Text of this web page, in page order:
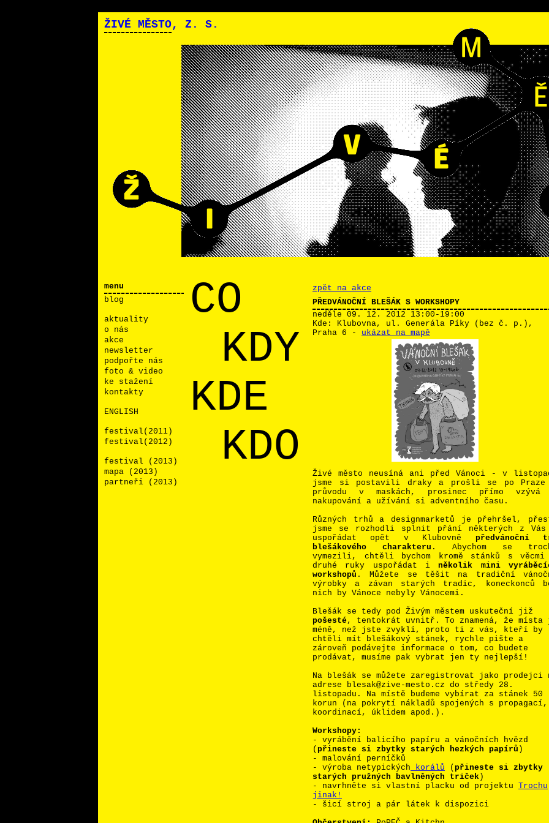
ŽIVÉ MĚSTO, Z. S.
menu
blog
aktuality
o nás
akce
newsletter
podpořte nás
foto & video
ke stažení
kontakty
ENGLISH
festival(2011)
festival(2012)
festival (2013)
mapa (2013)
partneři (2013)
CO
KDY
KDE
KDO
zpět na akce
PŘEDVÁNOČNÍ BLEŠÁK S WORKSHOPY
neděle 09. 12. 2012 13:00-19:00
Kde: Klubovna, ul. Generála Píky (bez č. p.),
Praha 6 - ukázat na mapě
Živé město neusíná ani před Vánoci - v
jsme si postavili draky a prošli se po
průvodu v maskách, prosinec přímo vzývá
nakupování a užívání si adventního času.
Různých trhů a designmarketů je přehršel,
jsme se rozhodli splnit přání některých z
uspořádat opět v Klubovně předvánoční
blešákového charakteru . Abychom se
vymezili, chtěli bychom kromě stánků s
druhé ruky uspořádat iněkolik mini
workshopů . Můžete se těšit na tradiční
výrobky a závan starých tradic, koneckonců
nich by Vánoce nebyly Vánocemi.
Blešák se tedy pod Živým městem uskuteční již
pošesté, tentokrát uvnitř. To znamená, že místa
méně, než jste zvyklí, proto ti z vás, kteří by
chtěli mít blešákový stánek, rychle pište a
zároveň podávejte informace o tom, co budete
prodávat, musíme pak vybrat jen ty nejlepší!
Na blešák se můžete zaregistrovat jako prodejci
adrese blesak@zive-mesto.cz do středy 28.
listopadu. Na místě budeme vybírat za stánek 50
korun (na pokrytí nákladů spojených s propagací,
koordinací, úklidem apod.).
Workshopy:
- vyrábění balicího papíru a vánočních hvězd
( přineste si zbytky starých hezkých papírů )
- malování perníčků
- výroba netypických korálů ( přineste si zbytky
starých pružných bavlněných triček )
- navrhněte si vlastní placku od projektu Trochu
jinak!
- šicí stroj a pár látek k dispozici